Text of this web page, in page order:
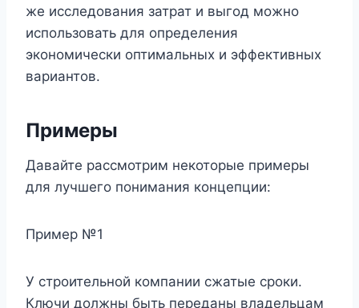
же исследования затрат и выгод можно
использовать для определения
экономически оптимальных и эффективных
вариантов.
Примеры
Давайте рассмотрим некоторые примеры
для лучшего понимания концепции:
Пример №1
У строительной компании сжатые сроки.
Ключи должны быть переданы владельцам